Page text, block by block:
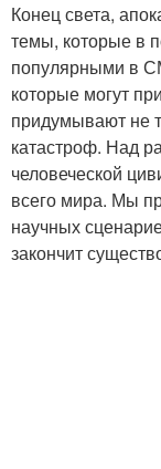
Конец света,
темы, которые в
популярными в
которые могут
придумывают не
катастроф. Над
человеческой
всего мира. Мы
научных
закончит